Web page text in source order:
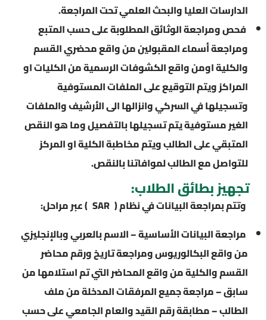
الدارسات العليا والبحث العلمي تحت المراجعة.
فحص ومراجعة الوثائق المطلوبة على حسب المتبع
ومراجعة أسماء المقبولين من واقع محضري القسم
والكلية اومن واقع الكشوفات الرسمية من الكليات او
المراكز ويتم التوقيع على الملفات المستوفية
وتسجيلها في السركي وانزالها الى الأرشيف والملفات
الغير مستوفية يتم تسجيلها بالتفصيل وما هو النقص
المتبقي على الطالب ويتم مخاطبة الكلية او المركز
للتواصل مع الطالب لموافاتنا بالنقص.
تجهيز بطائق الطلاب:
وتتم بمراجعة البيانات في نظام ( SAR ) عبر مراحل:
مراجعة البيانات الأساسية – الاسم بالعربي وبالإنجليزي
من واقع البكالوريوس ومراجعة تاريخ ورقم محاضر
القسم والكلية من واقع المحاضر التي تم استلامها من
سابق – مراجعة جميع المرفقات المدخلة من ملف
الطالب – مطابقة رقم القيد والعام الجامعي على حسب